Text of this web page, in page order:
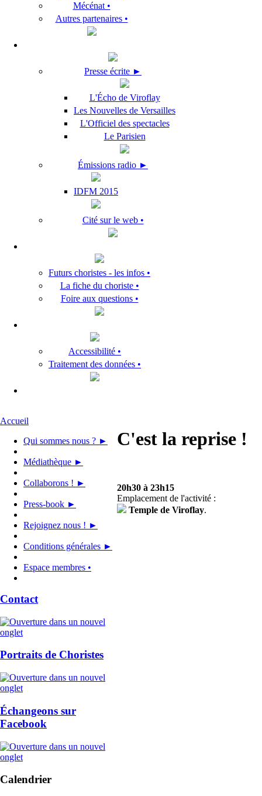
Mécénat •
Autres partenaires •
Presse écrite ►
L'Écho de Viroflay
Les Nouvelles de Versailles
L'Officiel des spectacles
Le Parisien
Émissions radio ►
IDFM 2015
Cité sur le web •
Futurs choristes - les infos •
La fiche du choriste •
Foire aux questions •
Accessibilité •
Traitement des données •
Accueil
Qui sommes nous ? ►
Médiathèque ►
Collaborons ! ►
Press-book ►
Rejoignez nous ! ►
Conditions générales ►
Espace membres •
C'est la reprise !
20h30 à 23h15
Emplacement de l'activité :
Temple de Viroflay.
Contact
Portraits de Choristes
Échangeons sur
Facebook
Calendrier